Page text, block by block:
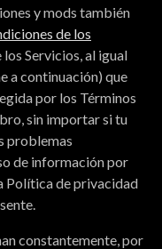
y mods también
de los
los Servicios, al igual
a continuación) que
por los Términos
sin importar si tu
problemas
de información por
Política de privacidad
constantemente, por